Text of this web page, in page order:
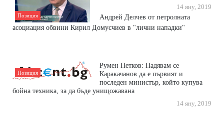
Позиция
14 яну, 2019
Андрей Делчев от петролната
асоциация обвини Кирил Домусчиев в "лични нападки"
Позиция
Румен Петков: Надявам се
Каракачанов да е първият и
последен министър, който купува
бойна техника, за да бъде унищожавана
14 яну, 2019